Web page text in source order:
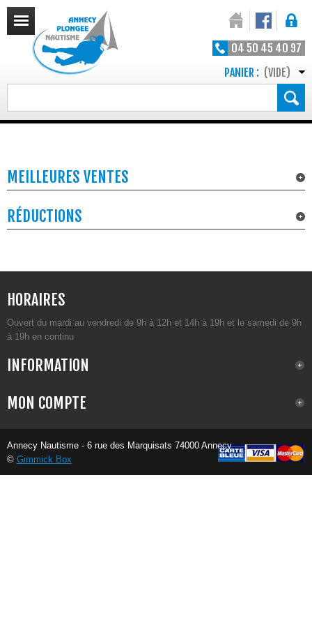
04 50 45 40 97
PANIER : (VIDE)
MEILLEURES VENTES
RÉDUCTIONS
HORAIRES
Ouvert du mardi au vendredi de 9h à 12h et 14h à 19h et le samedi de 9h
à 19h en continu
Annecy Nautisme - 6 rue des Marquisats 74000 Annecy
© Gimmick Box
INFORMATION
MON COMPTE